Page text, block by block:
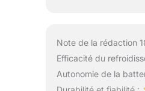
Note de la rédaction
Efficacité du
Autonomie de la